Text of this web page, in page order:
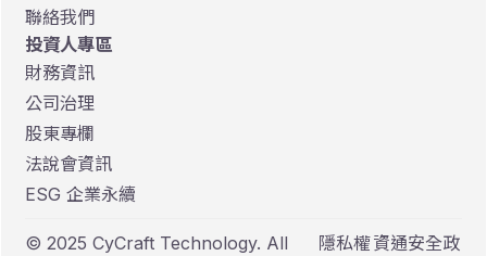
聯絡我們
投資人專區
財務資訊
公司治理
股東專欄
法說會資訊
ESG 企業永續
© 2025 CyCraft Technology. All
隱私權資通安全政